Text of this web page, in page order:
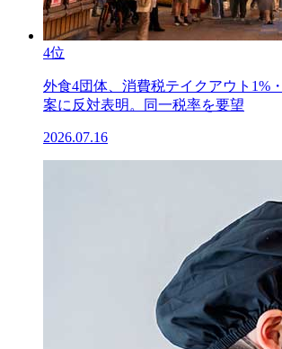
4位
外食4団体、消費税テイクアウト1%
案に反対表明。同一税率を要望
2026.07.16